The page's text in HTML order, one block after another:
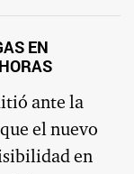
EN
ante la
el nuevo
en